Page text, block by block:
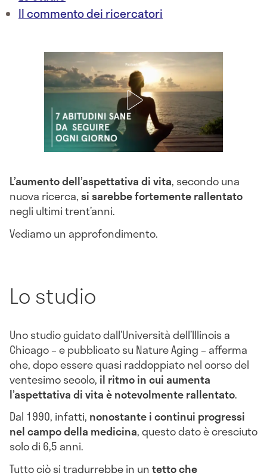
Il commento dei ricercatori
L’aumento dell’aspettativa di vita, secondo una
nuova ricerca,si sarebbe fortemente rallentato
negli ultimi trent’anni.
Vediamo un approfondimento.
Lo studio
Uno studio guidato dall’Università dell’Illinois a
Chicago – e pubblicato su Nature Aging – afferma
che, dopo essere quasi raddoppiato nel corso del
ventesimo secolo, il ritmo in cui aumenta
l’aspettativa di vita è notevolmente rallentato.
Dal 1990, infatti, nonostante i continui progressi
nel campo della medicina, questo dato è cresciuto
solo di 6,5 anni.
Tutto ciò si tradurrebbe in untetto che